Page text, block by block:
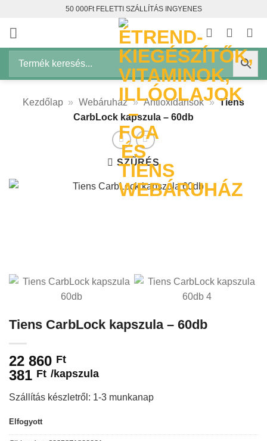
content
50 000Ft FELETTI SZÁLLÍTÁS INGYENES
Kezdőlap » Webáruház » Antioxidánsok » Tiens
CarbLock kapszula – 60db
SZŰRÉS
Tiens CarbLock kapszula – 60db
22 860 Ft
381 Ft /kapszula
Szállítás készletről: 1-3 munkanap
Elfogyott